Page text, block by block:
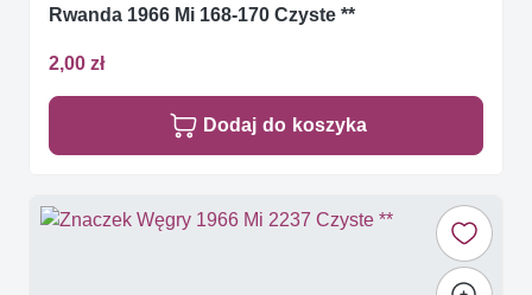
Rwanda 1966 Mi 168-170 Czyste **
2,00 zł
Dodaj do koszyka